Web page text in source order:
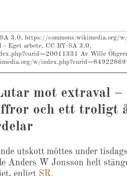
3.0, https://commons.wikimedia.org/
Eget arbete, CC BY-SA 3.0,
Av Wille
w/index.php?curid=84922869
mot extraval –
och ett troligt
utskott möttes under
Anders W Jonsson helt
enligt SR.